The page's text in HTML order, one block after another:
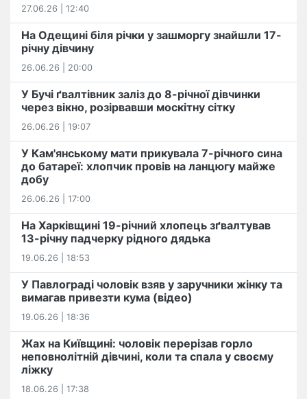
27.06.26 | 12:40
На Одещині біля річки у зашморгу знайшли 17-
річну дівчину
26.06.26 | 20:00
У Бучі ґвалтівник заліз до 8-річної дівчинки
через вікно, розірвавши москітну сітку
26.06.26 | 19:07
У Кам'янському мати прикувала 7-річного сина
до батареї: хлопчик провів на ланцюгу майже
добу
26.06.26 | 17:00
На Харківщині 19-річний хлопець​ ️зґвалтував
13-річну падчерку рідного дядька
19.06.26 | 18:53
У Павлограді чоловік взяв у заручники жінку та
вимагав привезти кума (відео)
19.06.26 | 18:36
Жах на Київщині: чоловік перерізав горло
неповнолітній дівчині, коли та спала у своєму
ліжку
18.06.26 | 17:38